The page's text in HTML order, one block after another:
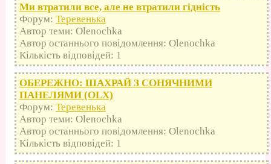
Ми втратили все, але не втратили гідність
Форум: Теревенька
Автор теми: Olenochka
Автор останнього повідомлення: Olenochka
Кількість відповідей: 1
ОБЕРЕЖНО: ШАХРАЙ З СОНЯЧНИМИ
ПАНЕЛЯМИ (OLX)
Форум: Теревенька
Автор теми: Olenochka
Автор останнього повідомлення: Olenochka
Кількість відповідей: 1